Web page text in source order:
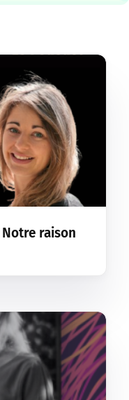
raison